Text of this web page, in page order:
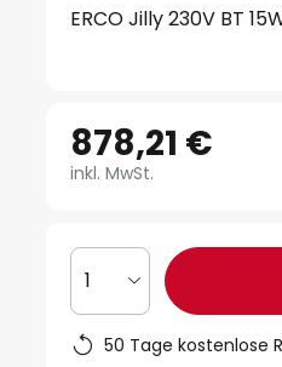
ERCO Jilly 230V BT
878,21 €
inkl. MwSt.
1
50 Tage kostenlose